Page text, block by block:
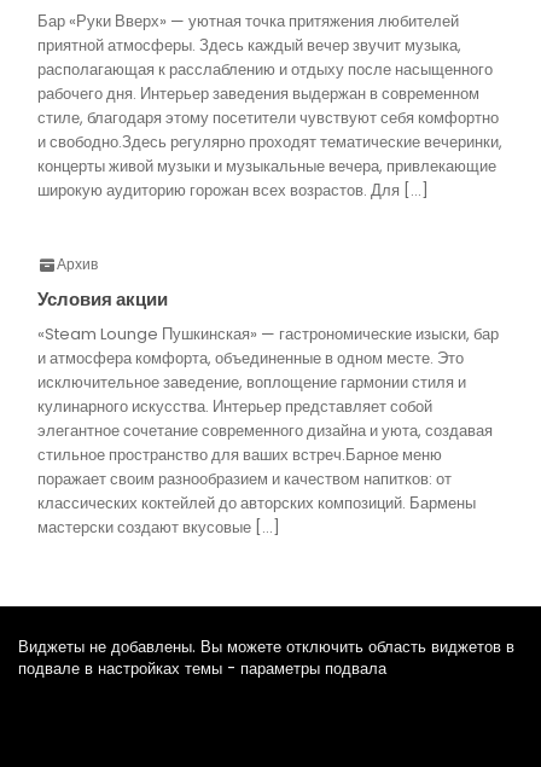
Бар «Руки Вверх» — уютная точка притяжения любителей
приятной атмосферы. Здесь каждый вечер звучит музыка,
располагающая к расслаблению и отдыху после насыщенного
рабочего дня. Интерьер заведения выдержан в современном
стиле, благодаря этому посетители чувствуют себя комфортно
и свободно.Здесь регулярно проходят тематические вечеринки,
концерты живой музыки и музыкальные вечера, привлекающие
широкую аудиторию горожан всех возрастов. Для […]
Архив
Условия акции
«Steam Lounge Пушкинская» — гастрономические изыски, бар
и атмосфера комфорта, объединенные в одном месте. Это
исключительное заведение, воплощение гармонии стиля и
кулинарного искусства. Интерьер представляет собой
элегантное сочетание современного дизайна и уюта, создавая
стильное пространство для ваших встреч.Барное меню
поражает своим разнообразием и качеством напитков: от
классических коктейлей до авторских композиций. Бармены
мастерски создают вкусовые […]
Виджеты не добавлены. Вы можете отключить область виджетов в
подвале в настройках темы - параметры подвала